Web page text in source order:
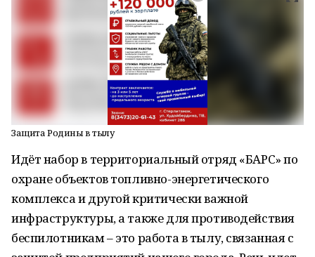
Защита Родины в тылу
Идёт набор в территориальный отряд «БАРС» по
охране объектов топливно-энергетического
комплекса и другой критически важной
инфраструктуры, а также для противодействия
беспилотникам – это работа в тылу, связанная с